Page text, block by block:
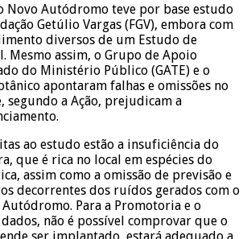
Novo Autódromo teve por base estudo
Getúlio Vargas (FGV), embora com
diversos de um Estudo de
Mesmo assim, o Grupo de Apoio
do Ministério Público (GATE) e o
apontaram falhas e omissões no
segundo a Ação, prejudicam a
ao estudo estão a insuficiência do
que é rica no local em espécies do
assim como a omissão de previsão e
decorrentes dos ruídos gerados com o
Para a Promotoria e o
dados, não é possível comprovar que o
ser implantado, estará adequado a